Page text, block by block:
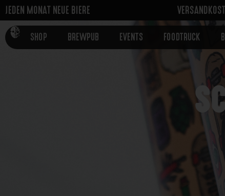
JEDEN MONAT NEUE BIERE
SHOP BREWPUB EVENTS FOODTRUCK